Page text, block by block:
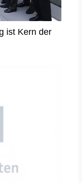
ist Kern der